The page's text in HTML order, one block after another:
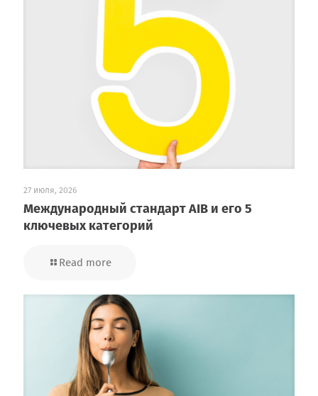
27 июля, 2026
Международный стандарт AIB и его 5
ключевых категорий
Read more